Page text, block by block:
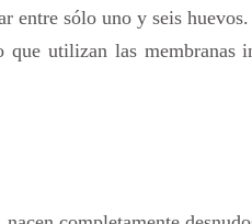
entre sólo uno y seis
utilizan las membranas